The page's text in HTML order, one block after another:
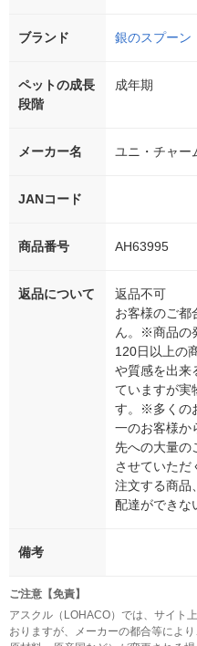
ブランド 銀のスプーン
ペットの成長
段階
成年期
メーカー名 ユニ・チャー
JANコード
商品番号 AH63995
返品について
返品不可
お客様のご都
ん。※商品の
120日以上の
や質感を出来
ていますが実
す。※多くの
一のお客様か
先への大量の
させていた
注文する商品
配達ができな
備考
ご注意【免責】
アスクル（LOHACO）では、サイト
おりますが、メーカーの都合等によ